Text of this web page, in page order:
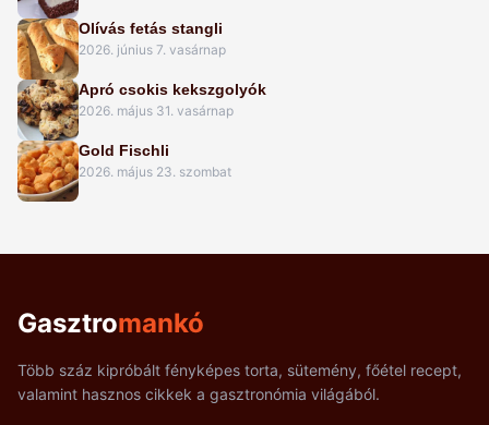
Olívás fetás stangli
2026. június 7. vasárnap
Apró csokis kekszgolyók
2026. május 31. vasárnap
Gold Fischli
2026. május 23. szombat
Gasztromankó
Több száz kipróbált fényképes torta, sütemény, főétel recept,
valamint hasznos cikkek a gasztronómia világából.